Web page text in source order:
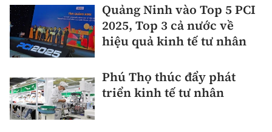
Quảng Ninh vào Top 5 PCI
2025, Top 3 cả nước về
hiệu quả kinh tế tư nhân
Phú Thọ thúc đẩy phát
triển kinh tế tư nhân